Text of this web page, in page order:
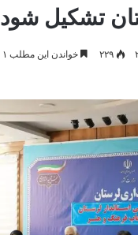
تشکیل شود
۲۲۹ خواندن این مطلب ۱ دقیقه زمان میبرد